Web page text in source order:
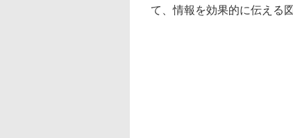
て、情報を効果的に伝える